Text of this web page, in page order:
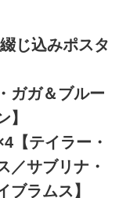
じ込みポスタ
ガガ＆ブルー
】
【テイラー・
／サブリナ・
ブラムス】